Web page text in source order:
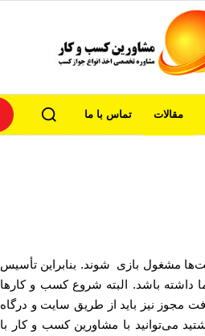
مقالات تماس با ما
مشغول بازی شوند. بنابراین تأسیس
داشته باشد. البته شروع کسب و کارها
مجوز نیز باید از طریق سایت و درگاه‌
می‌توانید با مشاورین کسب و کار با